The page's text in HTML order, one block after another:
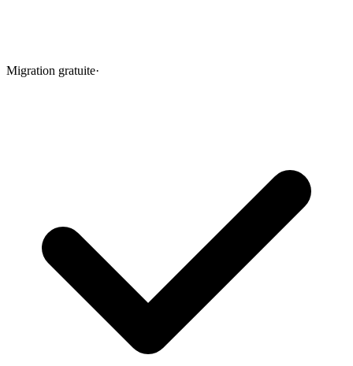
Migration gratuite·